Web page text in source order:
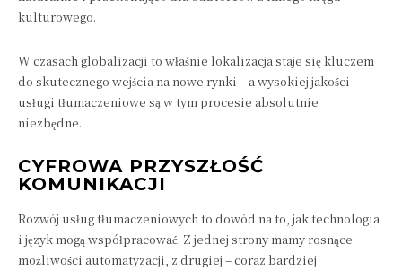
kulturowego.
W czasach globalizacji to właśnie lokalizacja staje się kluczem
do skutecznego wejścia na nowe rynki – a wysokiej jakości
usługi tłumaczeniowe są w tym procesie absolutnie
niezbędne.
CYFROWA PRZYSZŁOŚĆ
KOMUNIKACJI
Rozwój usług tłumaczeniowych to dowód na to, jak technologia
i język mogą współpracować. Z jednej strony mamy rosnące
możliwości automatyzacji, z drugiej – coraz bardziej